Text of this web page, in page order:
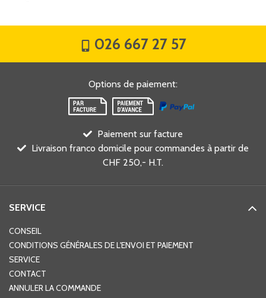
026 667 27 57
Options de paiement:
Paiement sur facture
Livraison franco domicile pour commandes à partir de
CHF 250,- H.T.
SERVICE
CONSEIL
CONDITIONS GÉNÉRALES DE L'ENVOI ET PAIEMENT
SERVICE
CONTACT
ANNULER LA COMMANDE